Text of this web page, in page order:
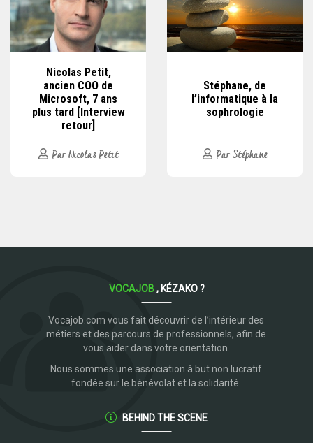
Nicolas Petit,
ancien COO de
Microsoft, 7 ans
plus tard [Interview
retour]
Par Nicolas Petit
Stéphane, de
l’informatique à la
sophrologie
Par Stéphane
VOCAJOB, KÉZAKO ?
Vocajob.com vous fait découvrir de l’intérieur des
métiers et des parcours de professionnels, afin de
vous aider dans votre orientation.
Nous sommes une association à but non lucratif
fondée sur le bénévolat et la solidarité.
BEHIND THE SCENE